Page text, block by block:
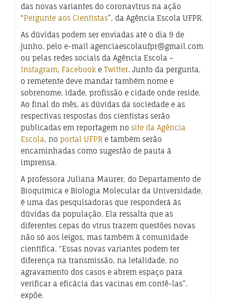
das novas variantes do coronavírus na ação
“Pergunte aos Cientistas”, da Agência Escola UFPR.
As dúvidas podem ser enviadas até o dia 9 de
junho, pelo e-mail agenciaescolaufpr@gmail.com
ou pelas redes sociais da Agência Escola –
Instagram, Facebook e Twitter. Junto da pergunta,
o remetente deve mandar também nome e
sobrenome, idade, profissão e cidade onde reside.
Ao final do mês, as dúvidas da sociedade e as
respectivas respostas dos cientistas serão
publicadas em reportagem no site da Agência
Escola, no portal UFPR e também serão
encaminhadas como sugestão de pauta à
imprensa.
A professora Juliana Maurer, do Departamento de
Bioquímica e Biologia Molecular da Universidade,
é uma das pesquisadoras que responderá às
dúvidas da população. Ela ressalta que as
diferentes cepas do vírus trazem questões novas
não só aos leigos, mas também à comunidade
científica. “Essas novas variantes podem ter
diferença na transmissão, na letalidade, no
agravamento dos casos e abrem espaço para
verificar a eficácia das vacinas em contê-las”,
expõe.